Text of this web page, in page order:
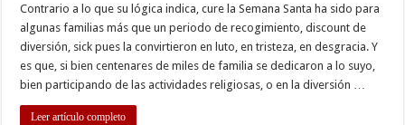
semana
por
lo
excesos
Contrario a lo que su lógica indica, cure la Semana Santa ha sido para
algunas familias más que un periodo de recogimiento, discount de
diversión, sick pues la convirtieron en luto, en tristeza, en desgracia. Y
es que, si bien centenares de miles de familia se dedicaron a lo suyo,
bien participando de las actividades religiosas, o en la diversión …
Leer artículo completo